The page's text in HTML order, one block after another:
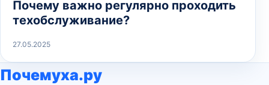
Почему важно регулярно проходить
техобслуживание?
27.05.2025
Почемуха.ру